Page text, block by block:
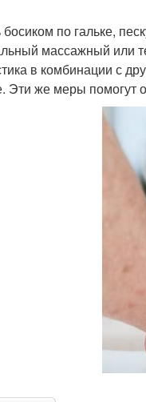
по гальке,
массажный или
в комбинации с
Эти же меры помогут